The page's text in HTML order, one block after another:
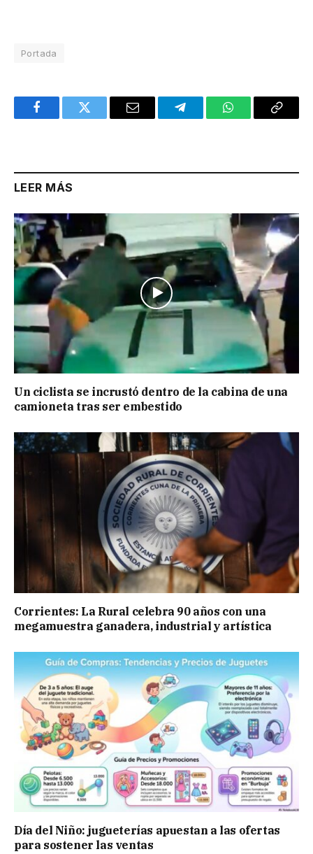
Portada
FacebookTwitter Email TelegramWhatsAppCopy
LEER MÁS
Un ciclista se incrustó dentro de la cabina de una
camioneta tras ser embestido
Corrientes: La Rural celebra 90 años con una
megamuestra ganadera, industrial y artística
Día del Niño: jugueterías apuestan a las ofertas
para sostener las ventas